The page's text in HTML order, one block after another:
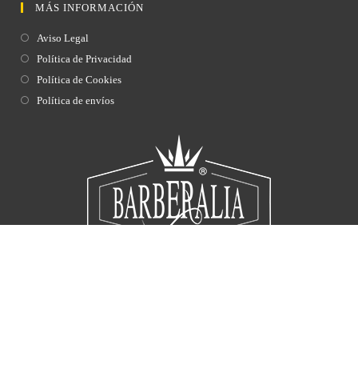
MÁS INFORMACIÓN
Aviso Legal
Política de Privacidad
Política de Cookies
Política de envíos